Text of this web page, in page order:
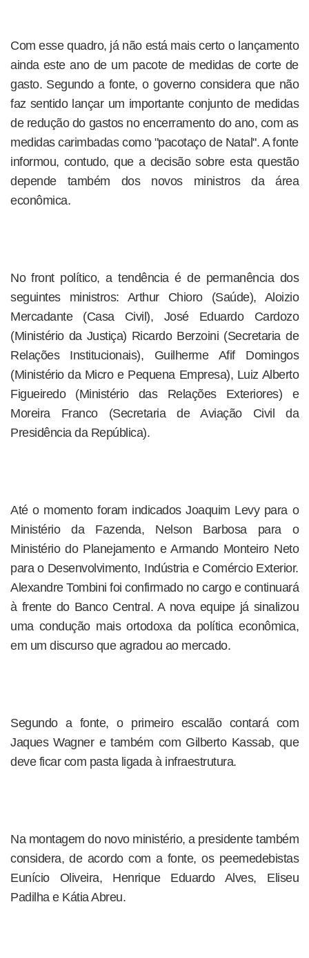
Com esse quadro, já não está mais certo o lançamento
ainda este ano de um pacote de medidas de corte de
gasto. Segundo a fonte, o governo considera que não
faz sentido lançar um importante conjunto de medidas
de redução do gastos no encerramento do ano, com as
medidas carimbadas como "pacotaço de Natal". A fonte
informou, contudo, que a decisão sobre esta questão
depende também dos novos ministros da área
econômica.
No front político, a tendência é de permanência dos
seguintes ministros: Arthur Chioro (Saúde), Aloizio
Mercadante (Casa Civil), José Eduardo Cardozo
(Ministério da Justiça) Ricardo Berzoini (Secretaria de
Relações Institucionais), Guilherme Afif Domingos
(Ministério da Micro e Pequena Empresa), Luiz Alberto
Figueiredo (Ministério das Relações Exteriores) e
Moreira Franco (Secretaria de Aviação Civil da
Presidência da República).
Até o momento foram indicados Joaquim Levy para o
Ministério da Fazenda, Nelson Barbosa para o
Ministério do Planejamento e Armando Monteiro Neto
para o Desenvolvimento, Indústria e Comércio Exterior.
Alexandre Tombini foi confirmado no cargo e continuará
à frente do Banco Central. A nova equipe já sinalizou
uma condução mais ortodoxa da política econômica,
em um discurso que agradou ao mercado.
Segundo a fonte, o primeiro escalão contará com
Jaques Wagner e também com Gilberto Kassab, que
deve ficar com pasta ligada à infraestrutura.
Na montagem do novo ministério, a presidente também
considera, de acordo com a fonte, os peemedebistas
Eunício Oliveira, Henrique Eduardo Alves, Eliseu
Padilha e Kátia Abreu.